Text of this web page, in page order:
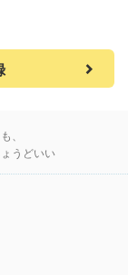
、
うどいい